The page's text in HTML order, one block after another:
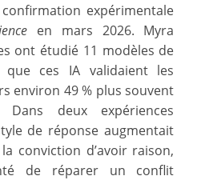
expérimentale
en mars 2026. Myra
ont étudié 11 modèles de
ces IA validaient les
environ 49 % plus souvent
deux expériences
de réponse augmentait
conviction d’avoir raison,
de réparer un conflit